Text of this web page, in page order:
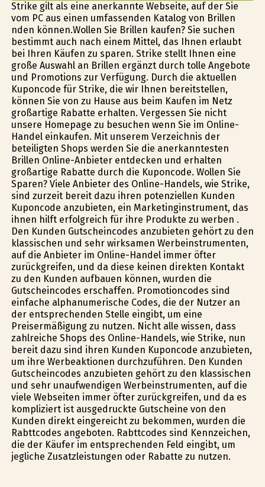
Strike gilt als eine anerkannte Webseite, auf der Sie
vom PC aus einen umfassenden Katalog von Brillen
finden können.Wollen Sie Brillen kaufen? Sie suchen
bestimmt auch nach einem Mittel, das Ihnen erlaubt
bei Ihren Käufen zu sparen. Strike stellt Ihnen eine
große Auswahl an Brillen ergänzt durch tolle Angebote
und Promotions zur Verfügung. Durch die aktuellen
Kuponcode für Strike, die wir Ihnen bereitstellen,
können Sie von zu Hause aus beim Kaufen im Netz
großartige Rabatte erhalten. Vergessen Sie nicht
unsere Homepage zu besuchen wenn Sie im Online-
Handel einkaufen. Mit unserem Verzeichnis der
beteiligten Shops werden Sie die anerkanntesten
Brillen Online-Anbieter entdecken und erhalten
großartige Rabatte durch die Kuponcode. Wollen Sie
Sparen? Viele Anbieter des Online-Handels, wie Strike,
sind zurzeit bereit dazu ihren potenziellen Kunden
Kuponcode anzubieten, ein Marketinginstrument, das
ihnen hilft erfolgreich für ihre Produkte zu werben .
Den Kunden Gutscheincodes anzubieten gehört zu den
klassischen und sehr wirksamen Werbeinstrumenten,
auf die Anbieter im Online-Handel immer öfter
zurückgreifen, und da diese keinen direkten Kontakt
zu den Kunden aufbauen können, wurden die
Gutscheincodes erschaffen. Promotioncodes sind
einfache alphanumerische Codes, die der Nutzer an
der entsprechenden Stelle eingibt, um eine
Preisermäßigung zu nutzen. Nicht alle wissen, dass
zahlreiche Shops des Online-Handels, wie Strike, nun
bereit dazu sind ihren Kunden Kuponcode anzubieten,
um ihre Werbeaktionen durchzuführen. Den Kunden
Gutscheincodes anzubieten gehört zu den klassischen
und sehr unaufwendigen Werbeinstrumenten, auf die
viele Webseiten immer öfter zurückgreifen, und da es
kompliziert ist ausgedruckte Gutscheine von den
Kunden direkt eingereicht zu bekommen, wurden die
Rabttcodes angeboten. Rabttcodes sind Kennzeichen,
die der Käufer im entsprechenden Feld eingibt, um
jegliche Zusatzleistungen oder Rabatte zu nutzen.